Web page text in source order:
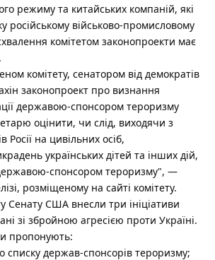
режиму та китайських компаній, які
російському військово-промисловому
комітетом законопроекти має
комітету, сенатором від демократів
законопроект про визнання
державою-спонсором тероризму
оцінити, чи слід, виходячи з
Росії на цивільних осіб,
українських дітей та інших дій,
спонсором тероризму", —
розміщеному на сайті комітету.
Сенату США внесли три ініціативи
зі збройною агресією проти Україні.
пропонують:
списку держав-спонсорів тероризму;